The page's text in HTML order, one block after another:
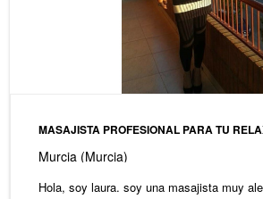
MASAJISTA PROFESIONAL PARA TU
Murcia (Murcia)
Hola, soy laura. soy una masajista muy